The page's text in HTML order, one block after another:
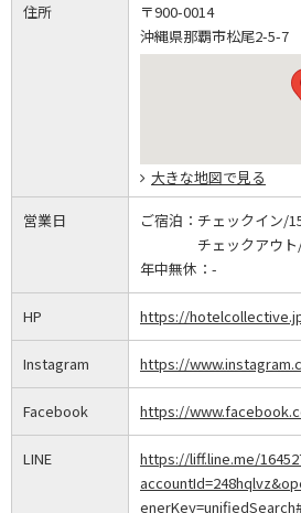
住所
〒900-0014
沖縄県那覇市松尾2-5-7
大きな地図で見る
営業日 ご宿泊： チェックイン/
チェックアウ
年中無休： -
HP https://
Instagram https://
Facebook https://
LINE
https://liff.line.me/